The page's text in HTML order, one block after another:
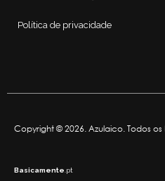
Política de privacidade
Copyright © 2026. Azulaico. Todos os
Basicamente .pt